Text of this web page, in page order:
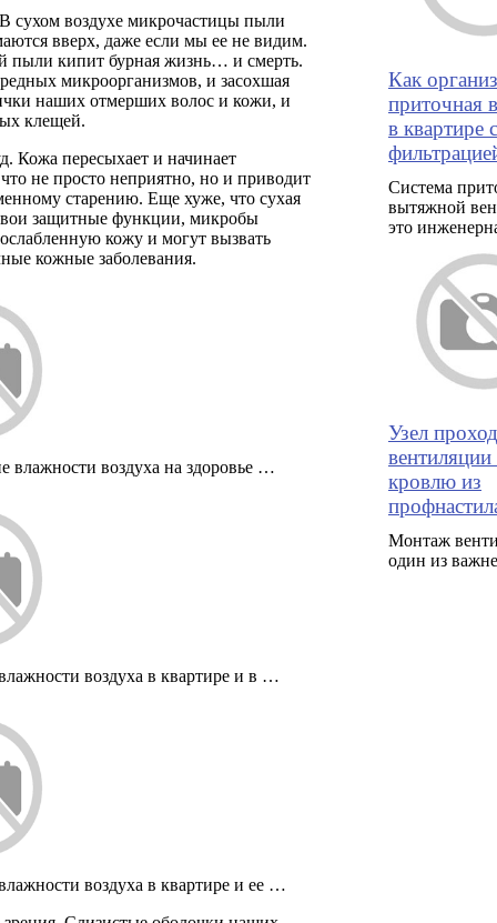
сухом воздухе микрочастицы пыли
вверх, даже если мы ее не видим.
пыли кипит бурная жизнь… и смерть.
микроорганизмов, и засохшая
наших отмерших волос и кожи, и
клещей.
Кожа пересыхает и начинает
не просто неприятно, но и приводит
старению. Еще хуже, что сухая
защитные функции, микробы
кожу и могут вызвать
кожные заболевания.
влажности воздуха на здоровье …
воздуха в квартире и в …
воздуха в квартире и ее …
Как
приточная
в квартире с
Система
вытяжной
это
Узел
вентиляции
кровлю из
Монтаж
один из